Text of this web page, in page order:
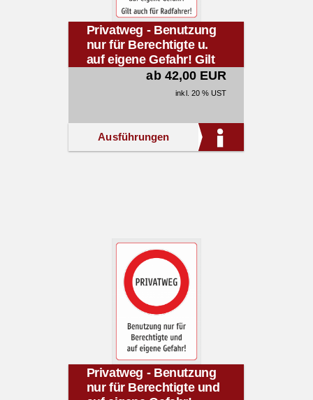
Privatweg - Benutzung
nur für Berechtigte u.
auf eigene Gefahr! Gilt
auch für Radfahrer!
ab 42,00 EUR
inkl. 20 % UST
Ausführungen
Privatweg - Benutzung
nur für Berechtigte und